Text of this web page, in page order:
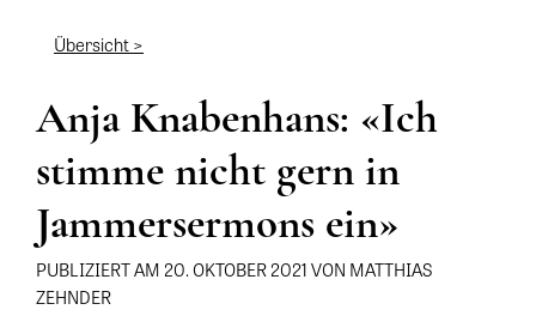
Übersicht >
Anja Knabenhans: «Ich
stimme nicht gern in
Jammersermons ein»
PUBLIZIERT AM 20. OKTOBER 2021 VON MATTHIAS
ZEHNDER